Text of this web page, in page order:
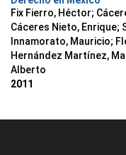
Fix Fierro, Héctor;
Cáceres Nieto, Enrique;
Innamorato, Mauricio;
Hernández Martínez,
Alberto
2011